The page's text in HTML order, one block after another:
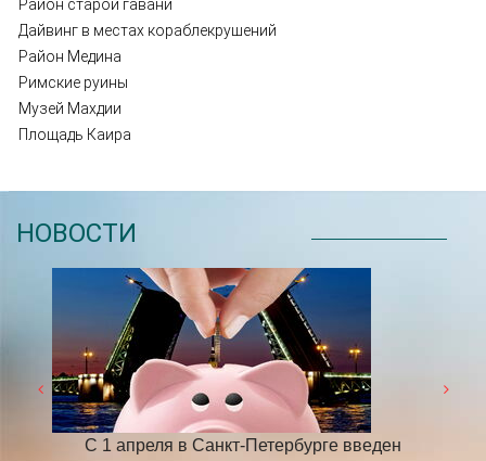
Район старой гавани
Дайвинг в местах кораблекрушений
Район Медина
Римские руины
Музей Махдии
Площадь Каира
НОВОСТИ
С 1 апреля в Санкт-Петербурге введен